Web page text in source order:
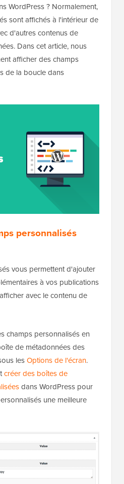
WordPress ? Normalement,
sont affichés à l'intérieur de
d'autres contenus de
Dans cet article, nous
afficher des champs
de la boucle dans
personnalisés
vous permettent d'ajouter
à vos publications
avec le contenu de
champs personnalisés en
de métadonnées des
lesOptions de l'écran.
créer des boîtes de
dans WordPress pour
une meilleure